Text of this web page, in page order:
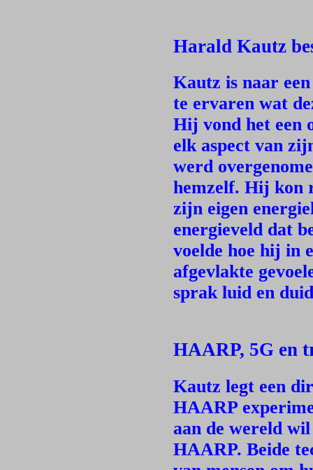
Harald Kautz
Kautz is naar
te ervaren wat
Hij vond het een
elk aspect van
werd
hemzelf. Hij kon
zijn eigen
energieveld dat
voelde hoe hij in
afgevlakte
sprak luid en
HAARP, 5G en
Kautz legt een
HAARP
aan de wereld
HAARP. Beide